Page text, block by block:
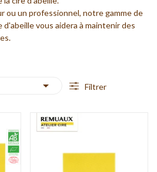
ou un professionnel, notre gamme de
vous aidera à maintenir des
 Filtrer